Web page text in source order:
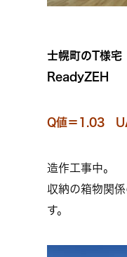
士幌町のT様宅
ReadyZEH
Q値＝1.03
造作工事中。
収納の箱物関
す。